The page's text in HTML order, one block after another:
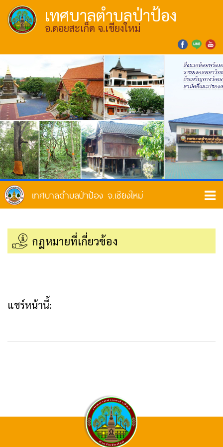
เทศบาลตำบลป่าป้อง
อ.ดอยสะเก็ด จ.เชียงใหม่
กฏหมายที่เกี่ยวข้อง
แชร์หน้านี้: